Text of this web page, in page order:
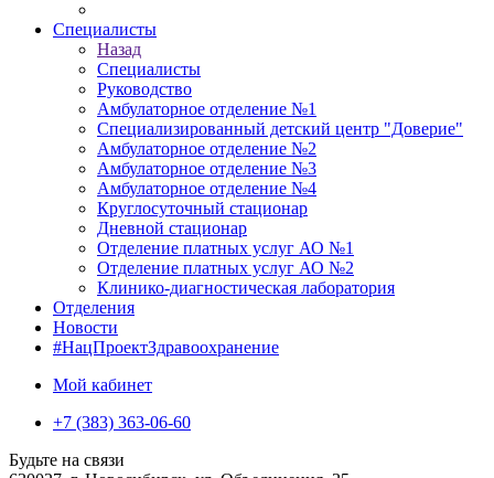
Специалисты
Назад
Специалисты
Руководство
Амбулаторное отделение №1
Специализированный детский центр "Доверие"
Амбулаторное отделение №2
Амбулаторное отделение №3
Амбулаторное отделение №4
Круглосуточный стационар
Дневной стационар
Отделение платных услуг АО №1
Отделение платных услуг АО №2
Клинико-диагностическая лаборатория
Отделения
Новости
#НацПроектЗдравоохранение
Мой кабинет
+7 (383) 363-06-60
Будьте на связи